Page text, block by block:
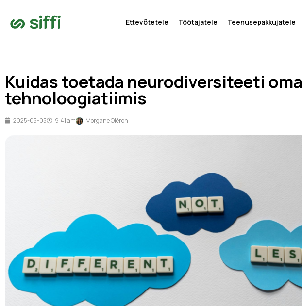
Ettevõtetele Töötajatele Teenusepakkujatele
Kuidas toetada neurodiversiteeti oma
tehnoloogiatiimis
2025-05-05 9:41 am Morgane Oléron